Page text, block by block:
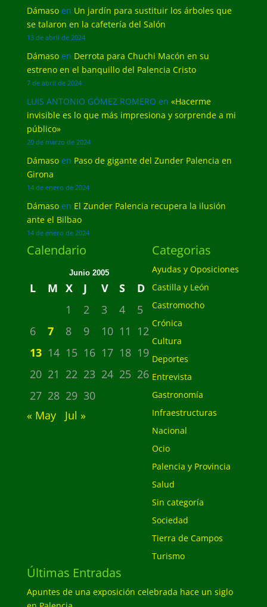
Dámasoen Un jardín para sustituir los árboles que
se talaron en la cafetería del Salón
13 de abril de 2024
Dámasoen Derrota para Chuchi Macón en su
estreno en el banquillo del Palencia Cristo
7 de abril de 2024
LUIS ANTONIO GÓMEZ ROMERO en «Hacerme
invisible es lo que más impresiona y sorprende a mi
público»
20 de marzo de 2024
Dámasoen Paso de gigante del Zunder Palencia en
Girona
14 de enero de 2024
Dámasoen El Zunder Palencia recupera la ilusión
ante el Bilbao
14 de enero de 2024
Calendario
Junio 2005
L M X J V S
D
1
2 3 4
5
6
7 8 9 10 11
12
13 14 15 16 17 18 19
20 21 22 23 24 25 26
27 28 29 30
« May
Jul »
Categorias
Ayudas y Oposiciones
Castilla y León
Castromocho
Crónica
Cultura
Deportes
Entrevista
Gastronomía
Infraestructuras
Nacional
Ocio
Palencia y Provincia
Salud
Sin categoría
Sociedad
Tierra de Campos
Turismo
Últimas Entradas
Apuntes de una exposición celebrada hace un siglo